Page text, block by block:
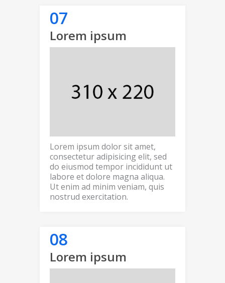
Lorem ipsum
Lorem ipsum dolor sit amet,
consectetur adipisicing elit, sed
do eiusmod tempor incididunt ut
labore et dolore magna aliqua.
Ut enim ad minim veniam, quis
nostrud exercitation.
Lorem ipsum